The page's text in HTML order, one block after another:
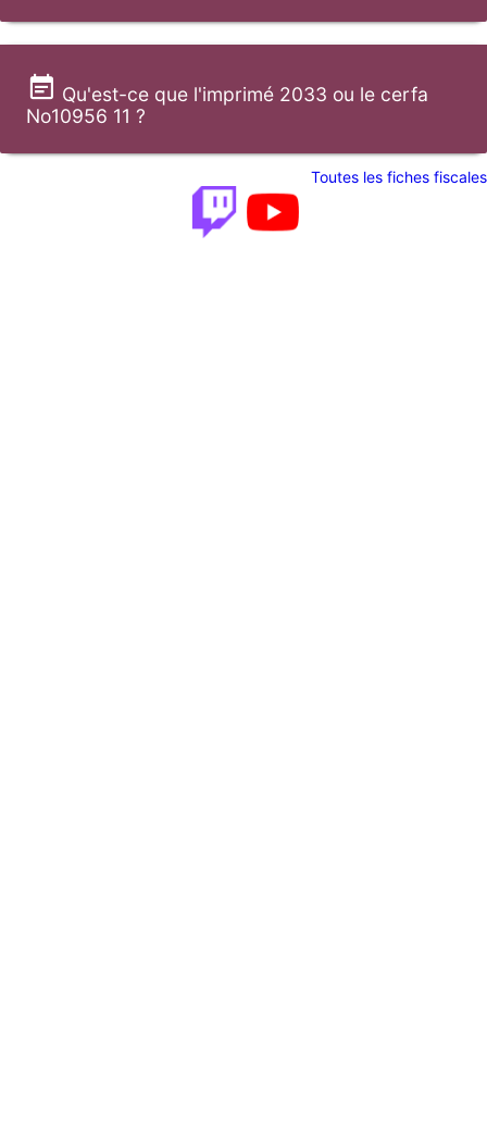
Qu'est-ce que l'imprimé 2033 ou le cerfa
No10956 11 ?
Toutes les fiches fiscales